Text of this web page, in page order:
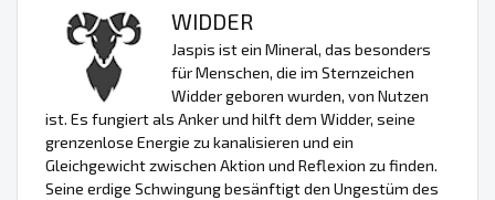
WIDDER
Jaspis ist ein Mineral, das besonders
für Menschen, die im Sternzeichen
Widder geboren wurden, von Nutzen
ist. Es fungiert als Anker und hilft dem Widder, seine
grenzenlose Energie zu kanalisieren und ein
Gleichgewicht zwischen Aktion und Reflexion zu finden.
Seine erdige Schwingung besänftigt den Ungestüm des